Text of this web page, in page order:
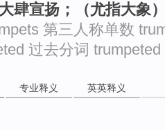
肆宣扬；（尤指大象
第三人称单数
过去分词 trumpeted
专业释义 英英释义